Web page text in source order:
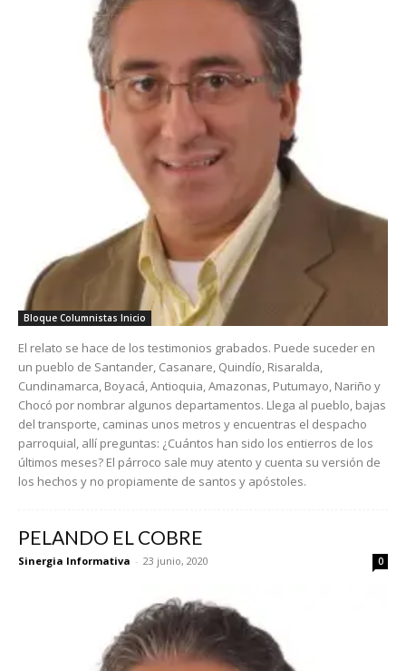
Bloque Columnistas Inicio
El relato se hace de los testimonios grabados. Puede suceder en
un pueblo de Santander, Casanare, Quindío, Risaralda,
Cundinamarca, Boyacá, Antioquia, Amazonas, Putumayo, Nariño y
Chocó por nombrar algunos departamentos. Llega al pueblo, bajas
del transporte, caminas unos metros y encuentras el despacho
parroquial, allí preguntas: ¿Cuántos han sido los entierros de los
últimos meses? El párroco sale muy atento y cuenta su versión de
los hechos y no propiamente de santos y apóstoles.
PELANDO EL COBRE
Sinergia Informativa - 23 junio, 2020 0